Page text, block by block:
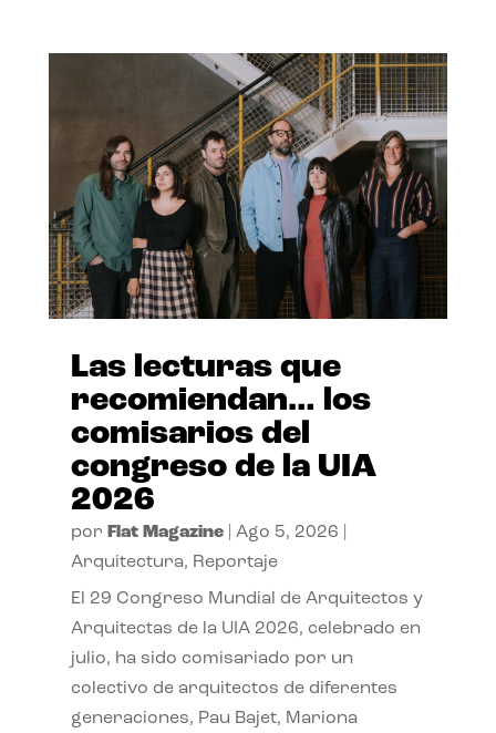
Las lecturas que
recomiendan… los
comisarios del
congreso de la UIA
2026
por Flat Magazine| Ago 5, 2026
Arquitectura, Reportaje
El 29 Congreso Mundial de Arquitectos y
Arquitectas de la UIA 2026, celebrado en
julio, ha sido comisariado por un
colectivo de arquitectos de diferentes
generaciones, Pau Bajet, Mariona